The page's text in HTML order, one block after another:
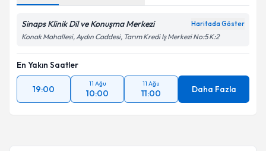
Takvim Talebini Gönder
Sinaps Klinik Dil ve Konuşma Merkezi Haritada Göster
Konak Mahallesi, Aydın Caddesi, Tarım Kredi Iş Merkezi No:5 K:2
En Yakın Saatler
19:00
11 Ağu
10:00
11 Ağu
11:00 Daha Fazla